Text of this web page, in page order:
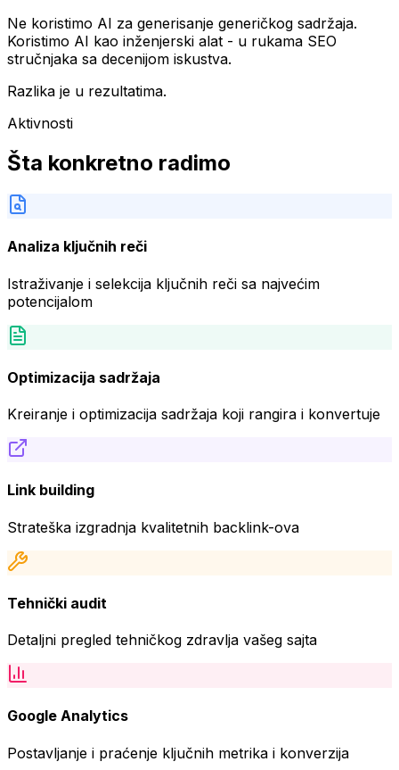
Ne koristimo AI za generisanje generičkog sadržaja.
Koristimo AI kao inženjerski alat - u rukama SEO
stručnjaka sa decenijom iskustva.
Razlika je u rezultatima.
Aktivnosti
Šta konkretno radimo
Analiza ključnih reči
Istraživanje i selekcija ključnih reči sa najvećim
potencijalom
Optimizacija sadržaja
Kreiranje i optimizacija sadržaja koji rangira i konvertuje
Link building
Strateška izgradnja kvalitetnih backlink-ova
Tehnički audit
Detaljni pregled tehničkog zdravlja vašeg sajta
Google Analytics
Postavljanje i praćenje ključnih metrika i konverzija